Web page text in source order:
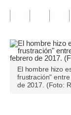
Finanzas
Plus G
Opinión
Editorial
El hombre hizo
frustración"
de 2017. (Foto: